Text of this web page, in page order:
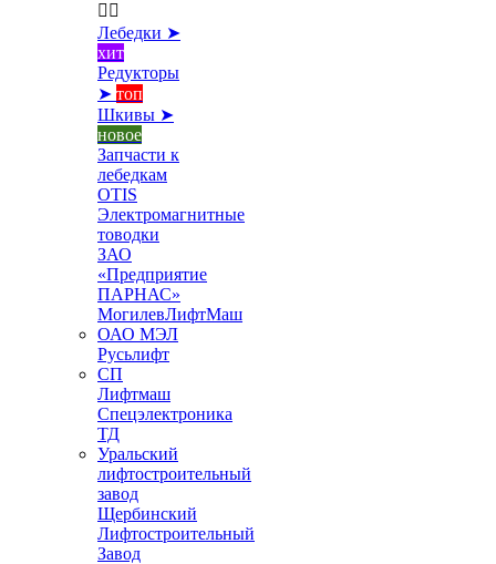
 
Лебедки ➤
хит
Редукторы
➤ топ
Шкивы ➤
новое
Запчасти к
лебедкам
OTIS
Электромагнитные
товодки
ЗАО
«Предприятие
ПАРНАС»
МогилевЛифтМаш
ОАО МЭЛ
Русьлифт
СП
Лифтмаш
Спецэлектроника
ТД
Уральский
лифтостроительный
завод
Щербинский
Лифтостроительный
Завод